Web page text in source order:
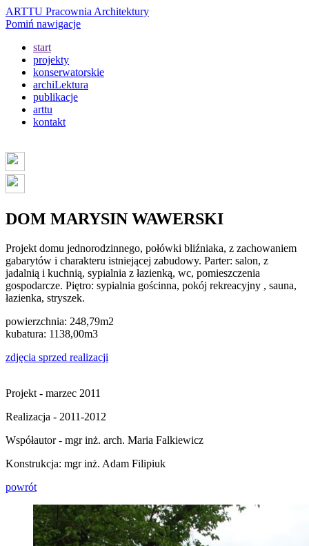
ARTTU Pracownia Architektury
Pomiń nawigacje
start
projekty
konserwatorskie
archiLektura
publikacje
arttu
kontakt
DOM MARYSIN WAWERSKI
Projekt domu jednorodzinnego, połówki bliźniaka, z zachowaniem
gabarytów i charakteru istniejącej zabudowy. Parter: salon, z
jadalnią i kuchnią, sypialnia z łazienką, wc, pomieszczenia
gospodarcze. Piętro: sypialnia gościnna, pokój rekreacyjny , sauna,
łazienka, stryszek.
powierzchnia: 248,79m2
kubatura: 1138,00m3
zdjęcia sprzed realizacji
Projekt - marzec 2011
Realizacja - 2011-2012
Współautor - mgr inż. arch. Maria Falkiewicz
Konstrukcja: mgr inż. Adam Filipiuk
powrót